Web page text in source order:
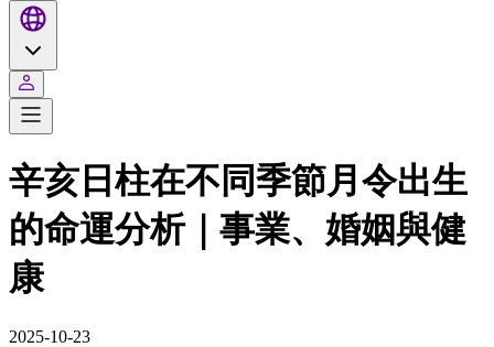
辛亥日柱在不同季節月令出生
的命運分析｜事業、婚姻與健
康
2025-10-23